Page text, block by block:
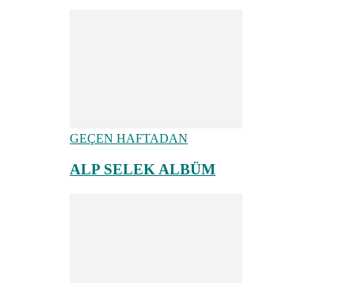
GEÇEN HAFTADAN
ALP SELEK ALBÜM